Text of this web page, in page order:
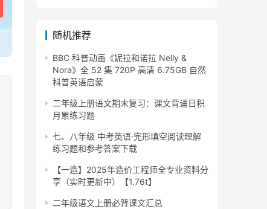
随机推荐
BBC 科普动画《妮拉和诺拉 Nelly &
Nora》全 52 集 720P 高清 6.75GB 自然
科普英语启蒙
二年级上册语文期末复习：课文背诵日积
月累练习题
七、八年级 中考英语·完形填空阅读理解
练习题和参考答案下载
【一造】2025年造价工程师全专业资料分
享（实时更新中）【1.76t】
二年级语文上册必背课文汇总